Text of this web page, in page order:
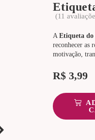
(11
AEtiqueta
reconhecer as
motivação,
R$ 3,99